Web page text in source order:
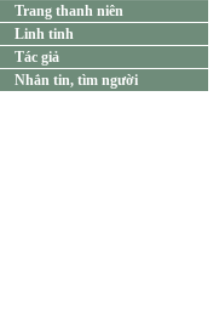
Trang thanh niên
Linh tinh
Tác giả
Nhắn tin, tìm người